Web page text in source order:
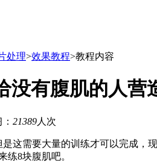
处理>效果教程>教程内容
没有腹肌的人营
21389人次
这需要大量的训练才可以完成，
练8块腹肌吧。